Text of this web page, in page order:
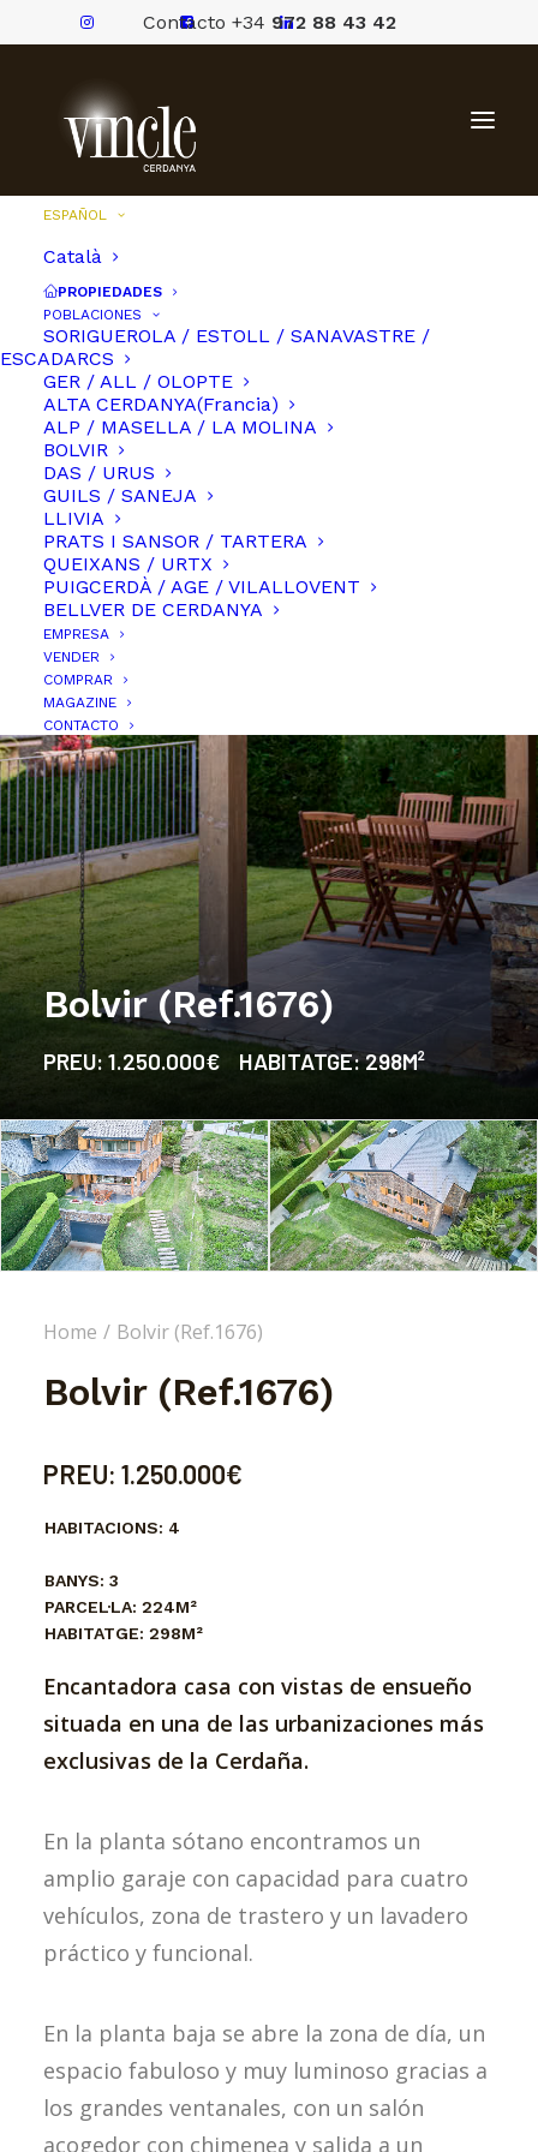
Contacto +34 972 88 43 42
ESPAÑOL
Català
PROPIEDADES
POBLACIONES
SORIGUEROLA / ESTOLL / SANAVASTRE /
ESCADARCS
GER / ALL / OLOPTE
ALTA CERDANYA(Francia)
ALP / MASELLA / LA MOLINA
BOLVIR
DAS / URUS
GUILS / SANEJA
LLIVIA
PRATS I SANSOR / TARTERA
QUEIXANS / URTX
PUIGCERDÀ / AGE / VILALLOVENT
BELLVER DE CERDANYA
EMPRESA
VENDER
COMPRAR
MAGAZINE
CONTACTO
Bolvir (Ref.1676)
PREU: 1.250.000€ HABITATGE:298M²
Home Bolvir (Ref.1676)
Bolvir (Ref.1676)
PREU: 1.250.000€
HABITACIONS: 4
BANYS: 3
PARCEL·LA: 224M²
HABITATGE: 298M²
Encantadora casa con vistas de ensueño
situada en una de las urbanizaciones más
exclusivas de la Cerdaña.
En la planta sótano encontramos un
amplio garaje con capacidad para cuatro
vehículos, zona de trastero y un lavadero
práctico y funcional.
En la planta baja se abre la zona de día, un
espacio fabuloso y muy luminoso gracias a
los grandes ventanales, con un salón
acogedor con chimenea y salida a un